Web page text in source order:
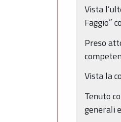
Vista
Faggio”
Preso
Vista la
Tenuto
generali